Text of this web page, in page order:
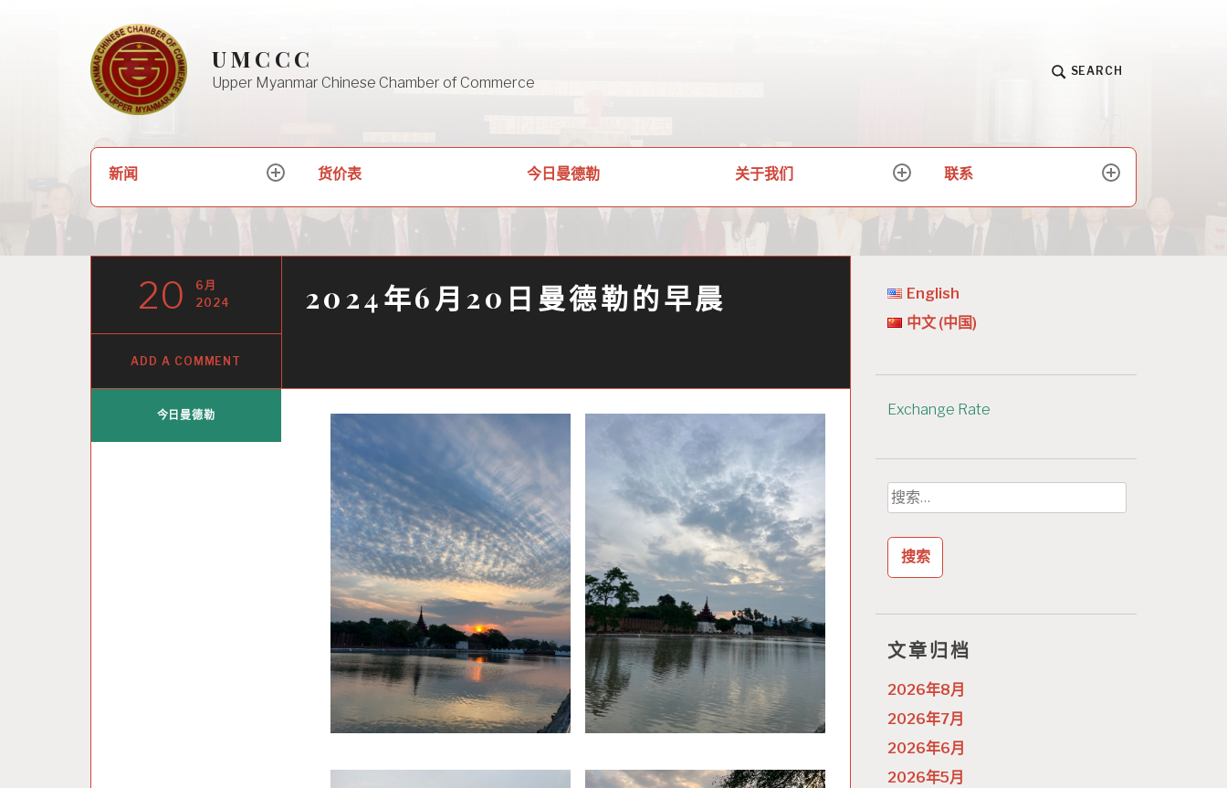
UMCCC
Upper Myanmar Chinese Chamber of Commerce
SEARCH
新闻
expand
menu
货价表 今日曼德勒 关于我们
expand
menu
联系
expand
menu
2024年6月20日曼德勒的早晨
20
6月
2024
ADD A COMMENT
今日曼德勒
English
中文 (中国)
Exchange Rate
搜
索：
文章归档
2026年8月
2026年7月
2026年6月
2026年5月